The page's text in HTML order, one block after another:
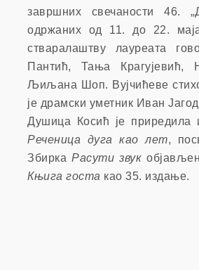
завршних свечаности 46.
одржаних од 11. до 22.
стваралаштву лауреата
Пантић, Тања
Љиљана Шоп. Вујчићеве
је драмски уметник Иван
Душица Косић је приредила
Реченица дуга као лет,
Збирка Расути звук
Књига госта као 35. издање.